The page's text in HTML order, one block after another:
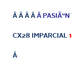
Â Â Â Â Â
CX28 IMPARCIAL
Â